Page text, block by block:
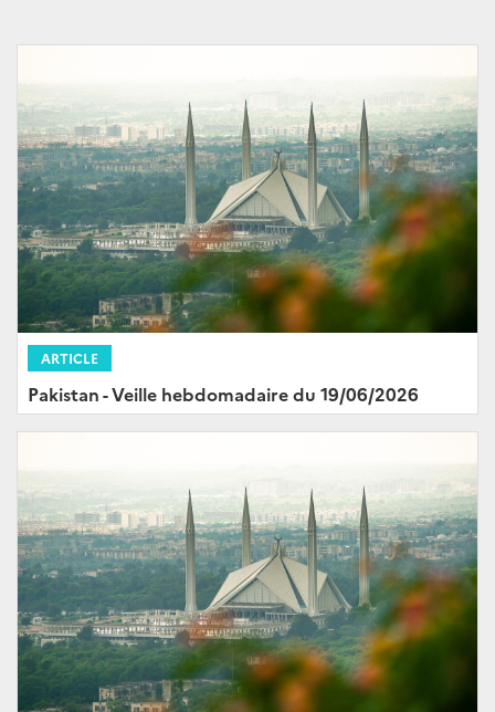
ARTICLE
Pakistan - Veille hebdomadaire du 19/06/2026